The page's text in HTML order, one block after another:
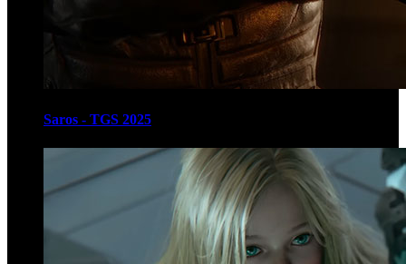
Saros - TGS 2025